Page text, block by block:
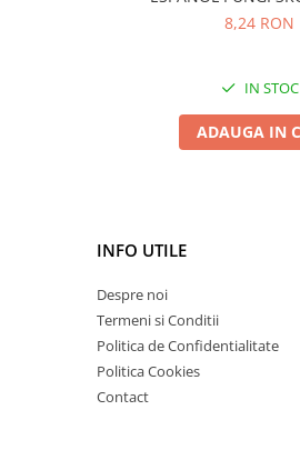
8,24 RON
IN STOC
ADAUGA IN
INFO UTILE
Despre noi
Termeni si Conditii
Politica de Confidentialitate
Politica Cookies
Contact